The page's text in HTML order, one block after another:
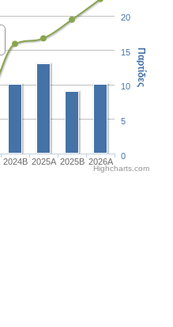
2024B 2025A 2025B 2026A
0
5
10
15
20
Παρτίδες
Highcharts.com